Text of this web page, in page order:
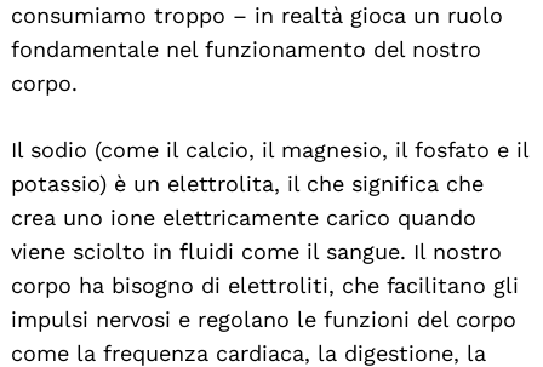
consumiamo troppo – in realtà gioca un ruolo
fondamentale nel funzionamento del nostro
corpo.
Il sodio (come il calcio, il magnesio, il fosfato e il
potassio) è un elettrolita, il che significa che
crea uno ione elettricamente carico quando
viene sciolto in fluidi come il sangue. Il nostro
corpo ha bisogno di elettroliti, che facilitano gli
impulsi nervosi e regolano le funzioni del corpo
come la frequenza cardiaca, la digestione, la